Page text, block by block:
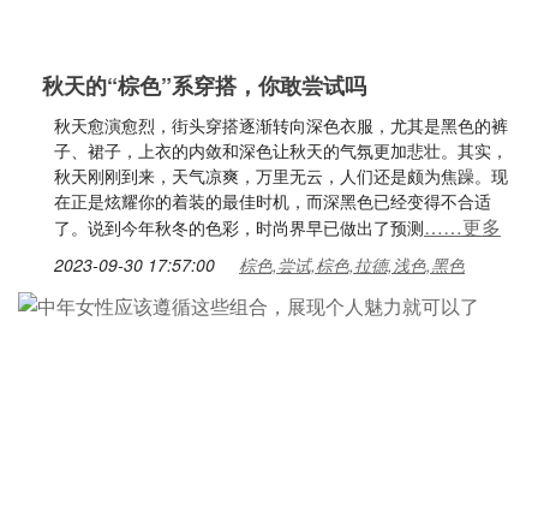
秋天的“棕色”系穿搭，你敢尝试吗
秋天愈演愈烈，街头穿搭逐渐转向深色衣服，尤其是黑色的裤
子、裙子，上衣的内敛和深色让秋天的气氛更加悲壮。其实，
秋天刚刚到来，天气凉爽，万里无云，人们还是颇为焦躁。现
在正是炫耀你的着装的最佳时机，而深黑色已经变得不合适
了。说到今年秋冬的色彩，时尚界早已做出了预测……更多
2023-09-30 17:57:00 棕色,尝试,棕色,拉德,浅色,黑色